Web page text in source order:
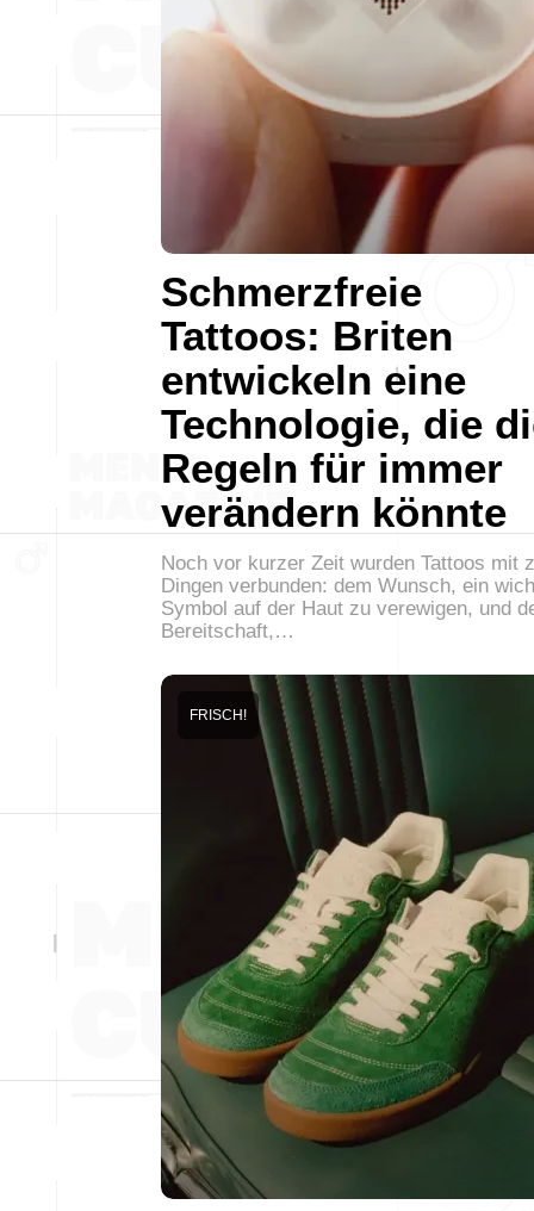
Schmerzfreie
Tattoos: Briten
entwickeln eine
Technologie, die
Regeln für immer
verändern könnte
Noch vor kurzer Zeit wurden Tattoos mit
Dingen verbunden: dem Wunsch, ein
Symbol auf der Haut zu verewigen, und
Bereitschaft,…
FRISCH!